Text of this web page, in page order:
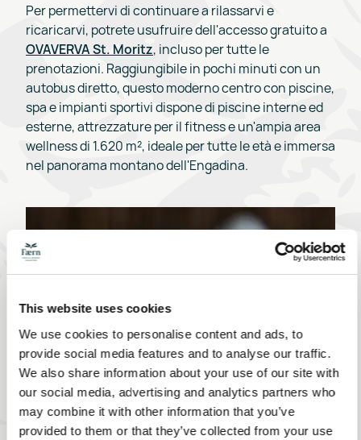
This website uses cookies
We use cookies to personalise content and ads, to
provide social media features and to analyse our traffic.
We also share information about your use of our site with
our social media, advertising and analytics partners who
may combine it with other information that you’ve
provided to them or that they’ve collected from your use
Per permettervi di continuare a rilassarvi e
ricaricarvi, potrete usufruire dell'accesso gratuito a
OVAVERVA St. Moritz, incluso per tutte le
prenotazioni. Raggiungibile in pochi minuti con un
autobus diretto, questo moderno centro con piscine,
spa e impianti sportivi dispone di piscine interne ed
esterne, attrezzature per il fitness e un'ampia area
wellness di 1.620 m², ideale per tutte le età e immersa
nel panorama montano dell'Engadina.